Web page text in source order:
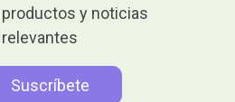
productos y noticias
relevantes